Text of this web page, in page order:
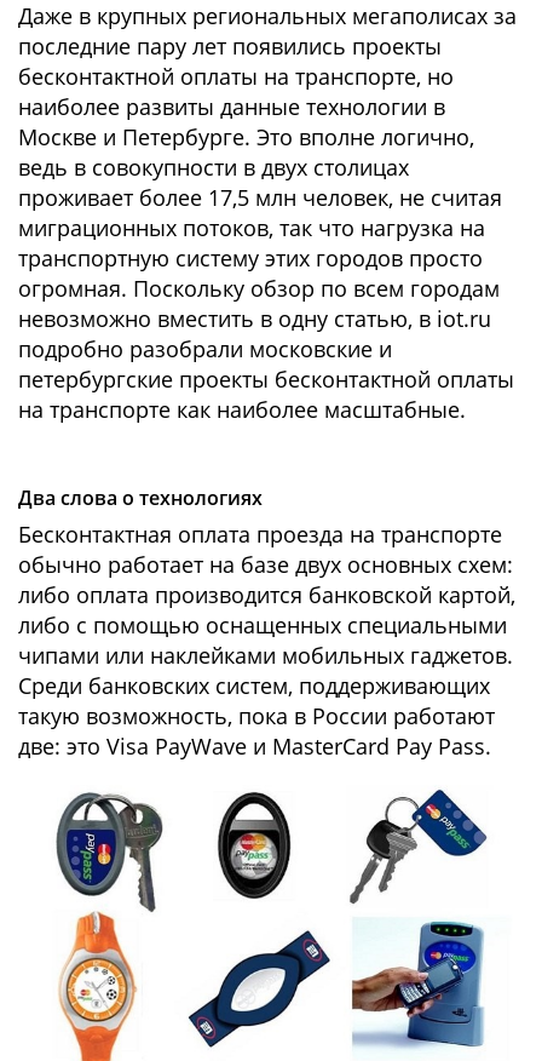
Даже в крупных региональных мегаполисах за
последние пару лет появились проекты
бесконтактной оплаты на транспорте, но
наиболее развиты данные технологии в
Москве и Петербурге. Это вполне логично,
ведь в совокупности в двух столицах
проживает более 17,5 млн человек, не считая
миграционных потоков, так что нагрузка на
транспортную систему этих городов просто
огромная. Поскольку обзор по всем городам
невозможно вместить в одну статью, в iot.ru
подробно разобрали московские и
петербургские проекты бесконтактной оплаты
на транспорте как наиболее масштабные.
Два слова о технологиях
Бесконтактная оплата проезда на транспорте
обычно работает на базе двух основных схем:
либо оплата производится банковской картой,
либо с помощью оснащенных специальными
чипами или наклейками мобильных гаджетов.
Среди банковских систем, поддерживающих
такую возможность, пока в России работают
две: это Visa PayWave и MasterCard Pay Pass.